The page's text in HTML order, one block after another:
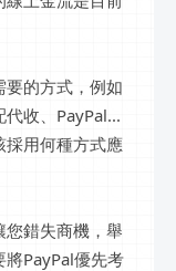
的方式，例如
收、PayPal...
採用何種方式應
錯失商機，舉
PayPal優先考